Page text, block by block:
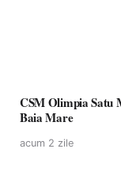
CSM Olimpia Satu Mare
Baia Mare
acum 2 zile